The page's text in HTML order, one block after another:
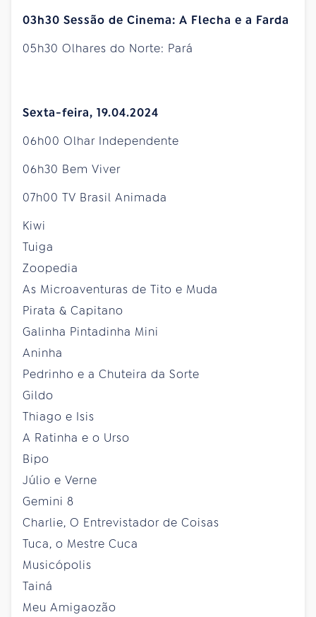
03h30 Sessão de Cinema: A Flecha e a Farda
05h30 Olhares do Norte: Pará
Sexta-feira, 19.04.2024
06h00 Olhar Independente
06h30 Bem Viver
07h00 TV Brasil Animada
Kiwi
Tuiga
Zoopedia
As Microaventuras de Tito e Muda
Pirata & Capitano
Galinha Pintadinha Mini
Aninha
Pedrinho e a Chuteira da Sorte
Gildo
Thiago e Isis
A Ratinha e o Urso
Bipo
Júlio e Verne
Gemini 8
Charlie, O Entrevistador de Coisas
Tuca, o Mestre Cuca
Musicópolis
Tainá
Meu Amigaozão